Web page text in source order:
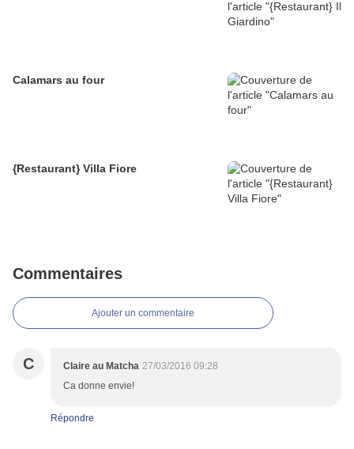
Calamars au four
{Restaurant} Villa Fiore
Commentaires
Ajouter un commentaire
C Claire au Matcha 27/03/2016 09:28
Ca donne envie!
Répondre